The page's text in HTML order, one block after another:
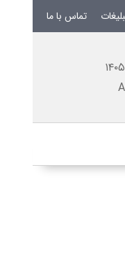
تماس با ما